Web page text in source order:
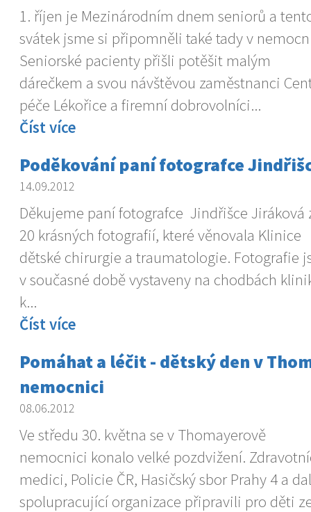
1. říjen je Mezinárodním dnem seniorů a
svátek jsme si připomněli také tady v
Seniorské pacienty přišli potěšit malým
dárečkem a svou návštěvou zaměstnanci
péče Lékořice a firemní dobrovolníci...
Číst více
Poděkování paní fotografce
14.09.2012
Děkujeme paní fotografce Jindřišce Jiráková
20 krásných fotografií, které věnovala Klinice
dětské chirurgie a traumatologie. Fotografie
v současné době vystaveny na chodbách
k...
Číst více
Pomáhat a léčit - dětský den v
nemocnici
08.06.2012
Ve středu 30. května se v Thomayerově
nemocnici konalo velké pozdvižení.
medici, Policie ČR, Hasičský sbor Prahy 4 a
spolupracující organizace připravili pro děti